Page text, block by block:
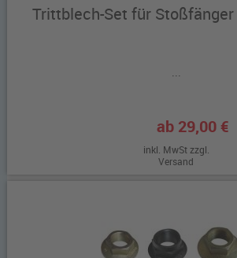
Trittblech-Set für
ab 29,00 €
inkl. MwSt zzgl.
Versand